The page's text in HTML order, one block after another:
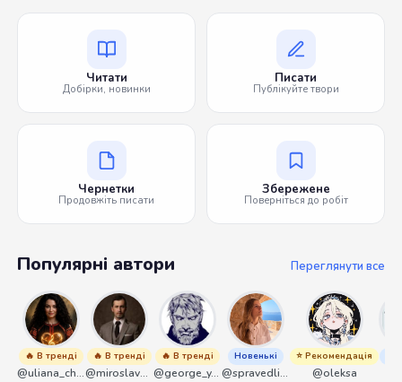
Читати
Добірки, новинки
Писати
Публікуйте твори
Чернетки
Продовжіть писати
Збережене
Поверніться до робіт
Популярні автори Переглянути все
🔥 В тренді
@uliana_chernenko
🔥 В тренді
@miroslavmaniyk
🔥 В тренді
@george_y_lawlett
Новенькі
@spravedliwa
⭐ Рекомендація
@oleksa